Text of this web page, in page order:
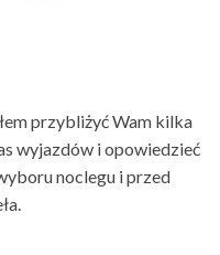
przybliżyć Wam kilka
wyjazdów i opowiedzieć
noclegu i przed